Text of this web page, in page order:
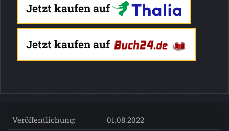
Jetzt kaufen auf
Jetzt kaufen auf
Veröffentlichung:
01.08.2022